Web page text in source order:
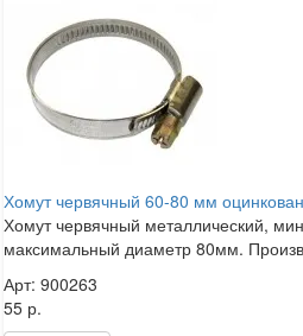
Хомут червячный 60-80 мм
Хомут червячный металлический,
максимальный диаметр 80мм.
Арт: 900263
55 р.